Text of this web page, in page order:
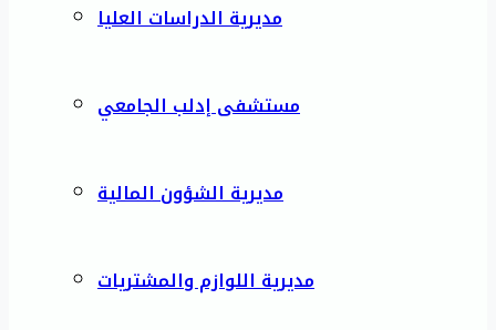
مديرية الدراسات العليا
مستشفى إدلب الجامعي
مديرية الشؤون المالية
مديرية اللوازم والمشتريات